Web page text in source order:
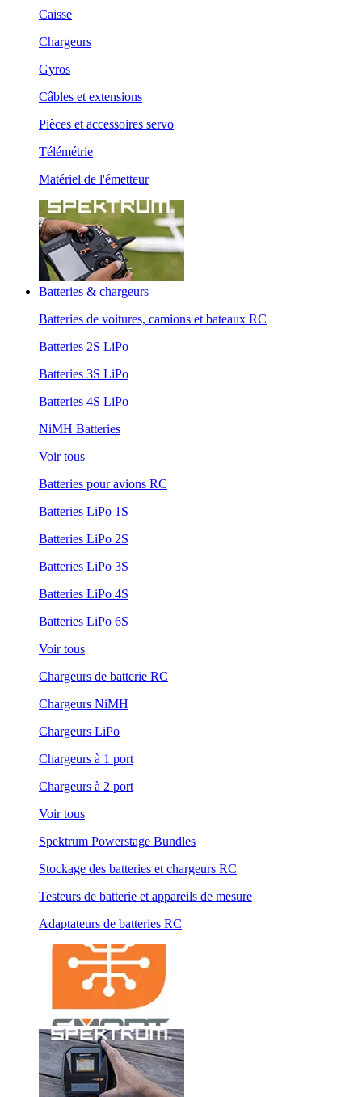
Caisse
Chargeurs
Gyros
Câbles et extensions
Pièces et accessoires servo
Télémétrie
Matériel de l'émetteur
Batteries & chargeurs
Batteries de voitures, camions et bateaux RC
Batteries 2S LiPo
Batteries 3S LiPo
Batteries 4S LiPo
NiMH Batteries
Voir tous
Batteries pour avions RC
Batteries LiPo 1S
Batteries LiPo 2S
Batteries LiPo 3S
Batteries LiPo 4S
Batteries LiPo 6S
Voir tous
Chargeurs de batterie RC
Chargeurs NiMH
Chargeurs LiPo
Chargeurs à 1 port
Chargeurs à 2 port
Voir tous
Spektrum Powerstage Bundles
Stockage des batteries et chargeurs RC
Testeurs de batterie et appareils de mesure
Adaptateurs de batteries RC